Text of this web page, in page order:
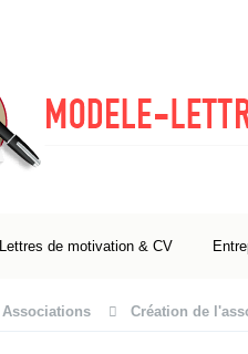
Lettres de motivation & CV
Associations Création de